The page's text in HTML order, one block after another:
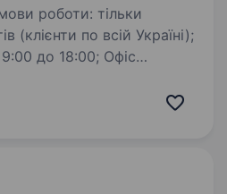
(клієнти по всій Україні);
до 18:00; Офіс
на співбесіді).